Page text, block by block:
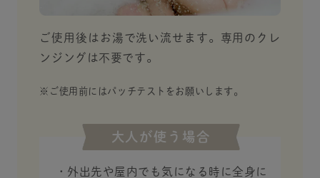
ご使用後はお湯で洗い流せます。専用のクレ
ンジングは不要です。
※ご使用前にはパッチテストをお願いします。
大人が使う場合
・外出先や屋内でも気になる時に全身に